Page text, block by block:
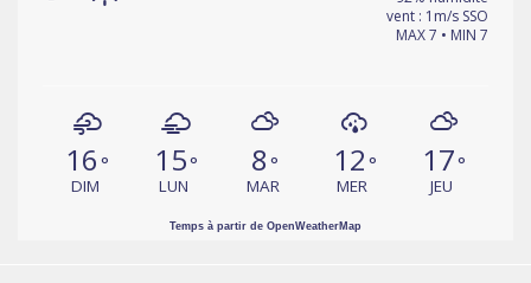
vent : 1m/s SSO
MAX 7 • MIN 7
16 °
DIM
15°
LUN
8 °
MAR
12 °
MER
17°
JEU
Temps à partir de OpenWeatherMap